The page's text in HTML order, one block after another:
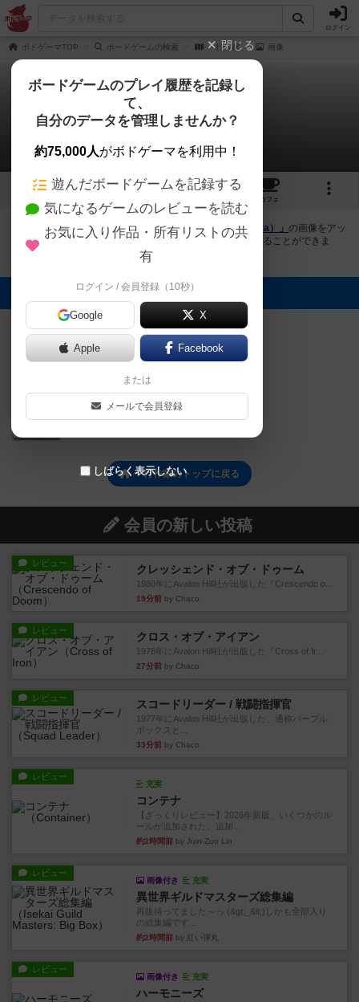
ログイン
ボドゲーマTOP ボードゲームの検索 一行作家 画像
一行作家
1件の画像
1 1
カフェ
ボドゲーマにログインすると、 「一行作家（Ichigyo Sakka）」 の画像をアッ
プロード出来たり、他のユーザーの投稿画像に評価を付けることができま
す。また、トップ6の画像は様々なページで表示されます。
トップに表示される画像
一行作家のトップに戻る
会員の新しい投稿
レビュー クレッシェンド・オブ・ドゥーム
1980年にAvalon Hill社が出版した『Crescendo o...
19分前 by Chaco
レビュー クロス・オブ・アイアン
1978年にAvalon Hill社が出版した『Cross of Ir...
27分前 by Chaco
レビュー スコードリーダー / 戦闘指揮官
1977年にAvalon Hill社が出版した、通称パープル
ボックスと...
33分前 by Chaco
レビュー
充実
コンテナ
【ざっくりレビュー】2026年新版、いくつかのル
ールが追加された。追加...
約2時間前 by Juin-Zuo Lin
レビュー
画像付き 充実
異世界ギルドマスターズ総集編
再販待ってました～っ (&gt;_&lt;)しかも全部入り
の総集編です...
約2時間前 by 紅い弾丸
レビュー
画像付き 充実
ハーモニーズ
閉じる
ボードゲームのプレイ履歴を記録し
て、
自分のデータを管理しませんか？
約75,000人がボドゲーマを利用中！
遊んだボードゲームを記録する
気になるゲームのレビューを読む
お気に入り作品・所有リストの共
有
ログイン / 会員登録（10秒）
Google X
Apple Facebook
または
メールで会員登録
しばらく表示しない